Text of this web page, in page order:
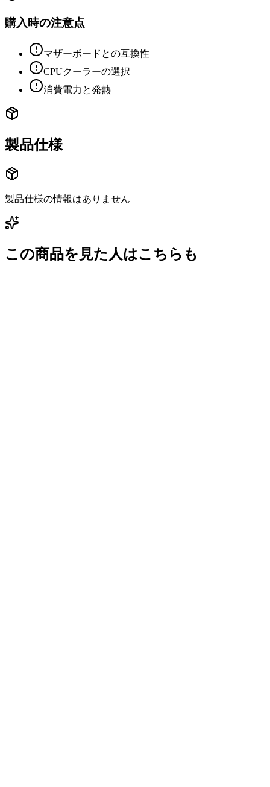
購入時の注意点
マザーボードとの互換性
CPUクーラーの選択
消費電力と発熱
製品仕様
製品仕様の情報はありません
この商品を見た人はこちらも